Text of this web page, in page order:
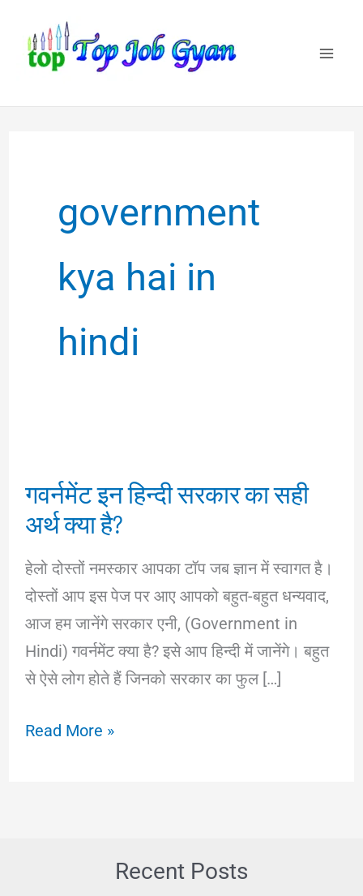
content
government
kya hai in
hindi
गवर्नमेंट इन हिन्दी सरकार का सही
अर्थ क्या है?
हेलो दोस्तों नमस्कार आपका टॉप जब ज्ञान में स्वागत है।
दोस्तों आप इस पेज पर आए आपको बहुत-बहुत धन्यवाद,
आज हम जानेंगे सरकार एनी, (Government in
Hindi) गवर्नमेंट क्या है? इसे आप हिन्दी में जानेंगे। बहुत
से ऐसे लोग होते हैं जिनको सरकार का फुल […]
गवर्नमेंट
Read More »
Recent Posts